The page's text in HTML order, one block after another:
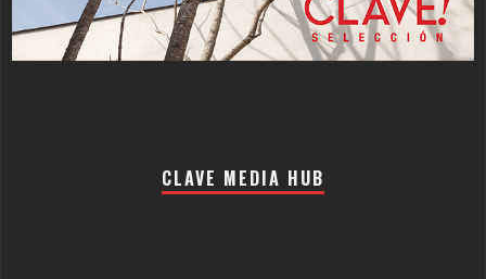
CLAVE MEDIA HUB